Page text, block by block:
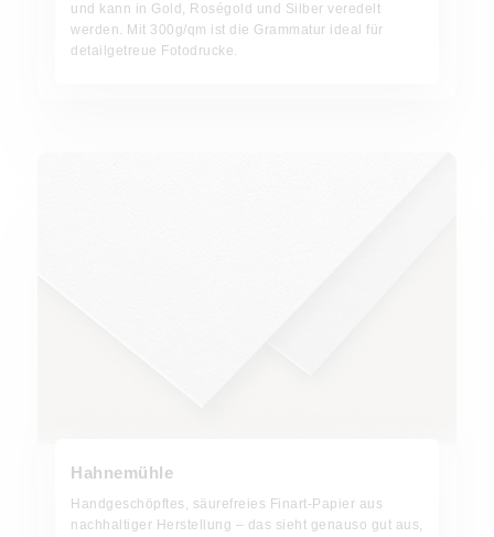
und kann in Gold, Roségold und Silber veredelt
werden. Mit 300g/qm ist die Grammatur ideal für
detailgetreue Fotodrucke.
Hahnemühle
Handgeschöpftes, säurefreies Finart-Papier aus
nachhaltiger Herstellung – das sieht genauso gut aus,